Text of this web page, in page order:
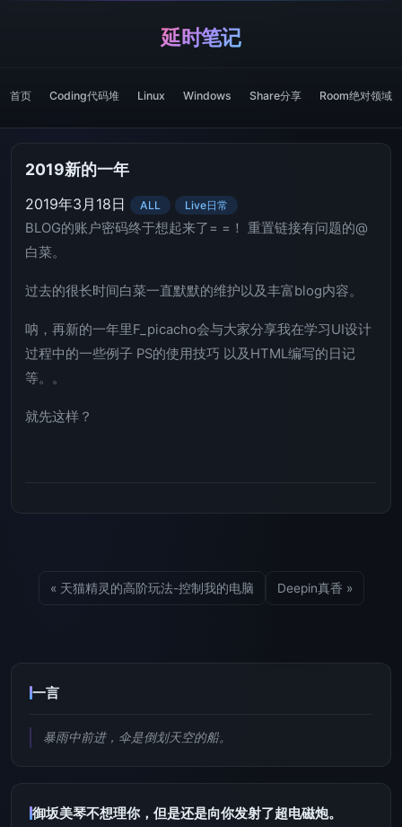
延时笔记
首页 Coding代码堆 Linux Windows Share分享 Room绝对领域
2019新的一年
2019年3月18日 ALL Live日常
BLOG的账户密码终于想起来了= =！ 重置链接有问题的@
白菜。
过去的很长时间白菜一直默默的维护以及丰富blog内容。
呐，再新的一年里F_picacho会与大家分享我在学习UI设计
过程中的一些例子 PS的使用技巧 以及HTML编写的日记
等。。
就先这样？
« 天猫精灵的高阶玩法-控制我的电脑 Deepin真香 »
一言
暴雨中前进，伞是倒划天空的船。
御坂美琴不想理你，但是还是向你发射了超电磁炮。